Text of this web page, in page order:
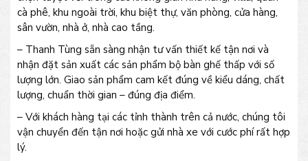
cà phê, khu ngoài trời, khu biệt thự, văn phòng, cửa hàng,
sân vườn, nhà ở, nhà cao tầng.
– Thanh Tùng sẵn sàng nhận tư vấn thiết kế tận nơi và
nhận đặt sản xuất các sản phẩm bộ bàn ghế thấp với số
lượng lớn. Giao sản phẩm cam kết đúng về kiểu dáng, chất
lượng, chuẩn thời gian – đúng địa điểm.
– Với khách hàng tại các tỉnh thành trên cả nước, chúng tôi
vận chuyển đến tận nơi hoặc gửi nhà xe với cước phí rất hợp
lý.